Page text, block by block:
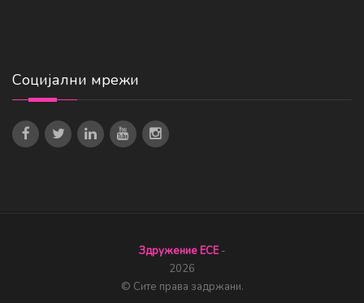
Социјални мрежи
Здружение ЕСЕ-
2026
© Сите права задржани.